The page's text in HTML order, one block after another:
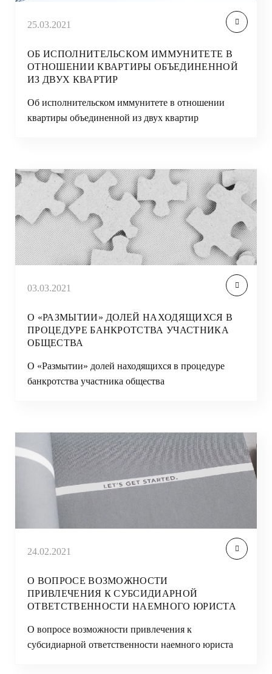
25.03.2021
ОБ ИСПОЛНИТЕЛЬСКОМ ИММУНИТЕТЕ В
ОТНОШЕНИИ КВАРТИРЫ ОБЪЕДИНЕННОЙ
ИЗ ДВУХ КВАРТИР
Об исполнительском иммунитете в отношении
квартиры объединенной из двух квартир
03.03.2021
О «РАЗМЫТИИ» ДОЛЕЙ НАХОДЯЩИХСЯ В
ПРОЦЕДУРЕ БАНКРОТСТВА УЧАСТНИКА
ОБЩЕСТВА
О «Размытии» долей находящихся в процедуре
банкротства участника общества
24.02.2021
О ВОПРОСЕ ВОЗМОЖНОСТИ
ПРИВЛЕЧЕНИЯ К СУБСИДИАРНОЙ
ОТВЕТСТВЕННОСТИ НАЕМНОГО ЮРИСТА
О вопросе возможности привлечения к
субсидиарной ответственности наемного юриста